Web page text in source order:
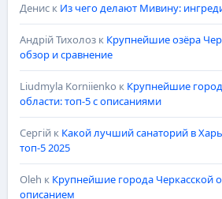
Дениск Из чего делают Мивину:
Андрій Тихолозк Крупнейшие озёра
обзор и сравнение
Liudmyla Korniienko к Крупнейшие
области: топ-5 с описаниями
Сергійк Какой лучший санаторий в
топ-5 2025
Oleh к Крупнейшие города Черкасской
описанием